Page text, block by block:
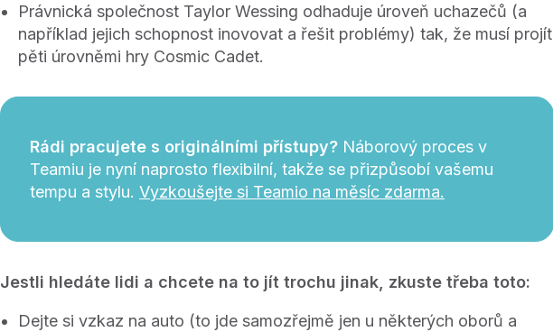
Právnická společnost Taylor Wessing odhaduje úroveň uchazečů (a
například jejich schopnost inovovat a řešit problémy) tak, že musí projít
pěti úrovněmi hry Cosmic Cadet.
Rádi pracujete s originálními přístupy? Náborový proces v
Teamiu je nyní naprosto flexibilní, takže se přizpůsobí vašemu
tempu a stylu. Vyzkoušejte si Teamio na měsíc zdarma.
Jestli hledáte lidi a chcete na to jít trochu jinak, zkuste třeba toto:
Dejte si vzkaz na auto (to jde samozřejmě jen u některých oborů a